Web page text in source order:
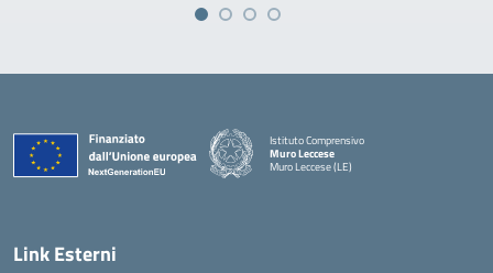
Istituto Comprensivo
Muro Leccese
Muro Leccese (LE)
Link Esterni